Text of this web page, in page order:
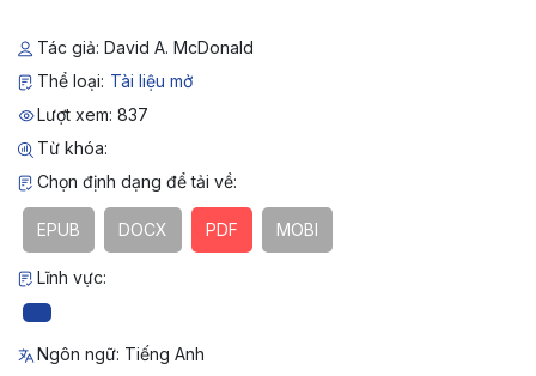
Tác giả: David A. McDonald
Thể loại: Tài liệu mở
Lượt xem: 837
Từ khóa:
Chọn định dạng để tải về:
EPUB DOCX PDF MOBI
Lĩnh vực:
Ngôn ngữ: Tiếng Anh